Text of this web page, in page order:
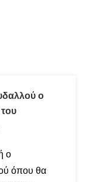
ο
ο
όπου θα